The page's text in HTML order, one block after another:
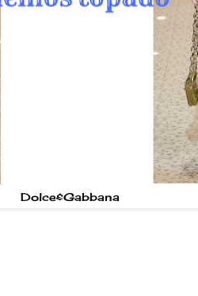
Dolce&Gabbana